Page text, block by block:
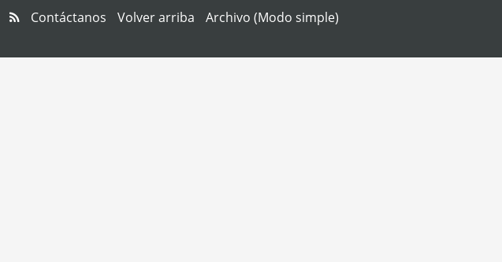
Contáctanos Volver arriba Archivo (Modo simple)